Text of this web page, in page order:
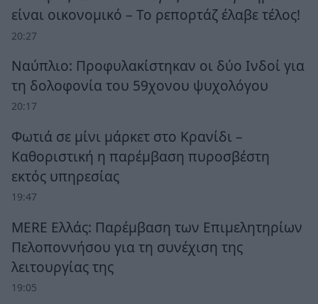
είναι οικονομικό – Το ρεπορτάζ έλαβε τέλος!
20:27
Ναύπλιο: Προφυλακίστηκαν οι δύο Ινδοί για
τη δολοφονία του 59χονου ψυχολόγου
20:17
Φωτιά σε μίνι μάρκετ στο Κρανίδι –
Καθοριστική η παρέμβαση πυροσβέστη
εκτός υπηρεσίας
19:47
MERE Ελλάς: Παρέμβαση των Επιμελητηρίων
Πελοποννήσου για τη συνέχιση της
λειτουργίας της
19:05